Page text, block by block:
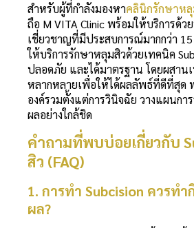
สำหรับผู้ที่กำลังมองหาคลินิกรักษาห
ถือ M VITA Clinic พร้อมให้บริการด้
เชี่ยวชาญที่มีประสบการณ์มากกว่า
ให้บริการรักษาหลุมสิวด้วยเทคนิค
ปลอดภัย และได้มาตรฐาน โดยผสาน
หลากหลายเพื่อให้ได้ผลลัพธ์ที่ดีที่สุด
องค์รวมตั้งแต่การวินิจฉัย วางแผนกา
ผลอย่างใกล้ชิด
คำถามที่พบบ่อยเกี่ยวกับ
สิว (FAQ)
1. การทํา Subcision ควรทำ
ผล?